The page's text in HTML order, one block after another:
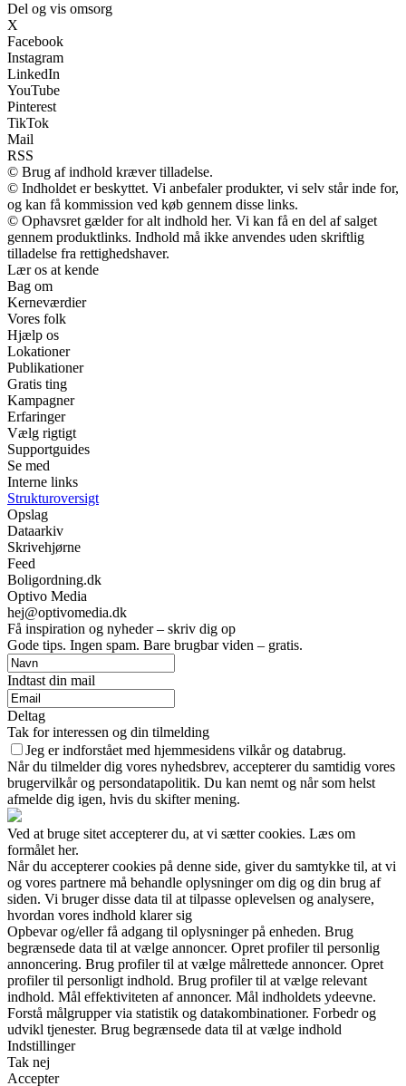
Del og vis omsorg
X
Facebook
Instagram
LinkedIn
YouTube
Pinterest
TikTok
Mail
RSS
© Brug af indhold kræver tilladelse.
© Indholdet er beskyttet. Vi anbefaler produkter, vi selv står inde for,
og kan få kommission ved køb gennem disse links.
© Ophavsret gælder for alt indhold her. Vi kan få en del af salget
gennem produktlinks. Indhold må ikke anvendes uden skriftlig
tilladelse fra rettighedshaver.
Lær os at kende
Bag om
Kerneværdier
Vores folk
Hjælp os
Lokationer
Publikationer
Gratis ting
Kampagner
Erfaringer
Vælg rigtigt
Supportguides
Se med
Interne links
Strukturoversigt
Opslag
Dataarkiv
Skrivehjørne
Feed
Boligordning.dk
Optivo Media
hej@optivomedia.dk
Få inspiration og nyheder – skriv dig op
Gode tips. Ingen spam. Bare brugbar viden – gratis.
Indtast din mail
Deltag
Tak for interessen og din tilmelding
Jeg er indforstået med hjemmesidens vilkår og databrug.
Når du tilmelder dig vores nyhedsbrev, accepterer du samtidig vores
brugervilkår og persondatapolitik. Du kan nemt og når som helst
afmelde dig igen, hvis du skifter mening.
Ved at bruge sitet accepterer du, at vi sætter cookies. Læs om
formålet her.
Når du accepterer cookies på denne side, giver du samtykke til, at vi
og vores partnere må behandle oplysninger om dig og din brug af
siden. Vi bruger disse data til at tilpasse oplevelsen og analysere,
hvordan vores indhold klarer sig
Opbevar og/eller få adgang til oplysninger på enheden. Brug
begrænsede data til at vælge annoncer. Opret profiler til personlig
annoncering. Brug profiler til at vælge målrettede annoncer. Opret
profiler til personligt indhold. Brug profiler til at vælge relevant
indhold. Mål effektiviteten af annoncer. Mål indholdets ydeevne.
Forstå målgrupper via statistik og datakombinationer. Forbedr og
udvikl tjenester. Brug begrænsede data til at vælge indhold
Indstillinger
Tak nej
Accepter